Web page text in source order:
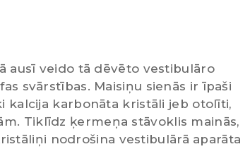
ausī veido tā dēvēto vestibulāro
svārstības. Maisiņu sienās ir īpaši
kalcija karbonāta kristāli jeb otolīti,
Tiklīdz ķermeņa stāvoklis mainās,
nodrošina vestibulārā aparāta